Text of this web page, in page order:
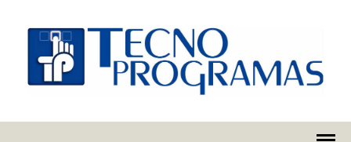
contenido